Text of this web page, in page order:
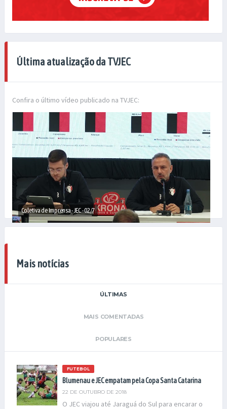
Última atualização da TVJEC
Confira o último vídeo publicado na TVJEC:
Coletiva de Imprensa - JEC - 02/7
Mais notícias
ÚLTIMAS
MAIS COMENTADAS
POPULARES
FUTEBOL
Blumenau e JEC empatam pela Copa Santa Catarina
22 DE OUTUBRO DE 2018
O JEC viajou até Jaraguá do Sul para encarar o